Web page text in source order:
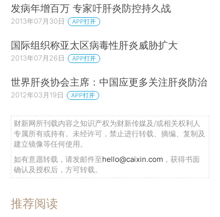
发病年增百万 专家吁肝炎防控持久战
2013年07月30日 APP打开
国际组织称亚太区病毒性肝炎威胁扩大
2013年07月26日 APP打开
世界肝炎协会主席：中国应更多关注肝炎防治
2012年03月19日 APP打开
财新网所刊载内容之知识产权为财新传媒及/或相关权利人
专属所有或持有。未经许可，禁止进行转载、摘编、复制及
建立镜像等任何使用。
如有意愿转载，请发邮件至hello@caixin.com ，获得书面
确认及授权后，方可转载。
推荐阅读